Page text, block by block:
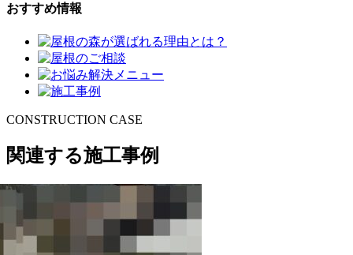
おすすめ情報
CONSTRUCTION CASE
関連する施工事例